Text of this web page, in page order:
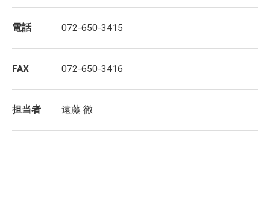
電話 072-650-3415
FAX 072-650-3416
担当者 遠藤 徹